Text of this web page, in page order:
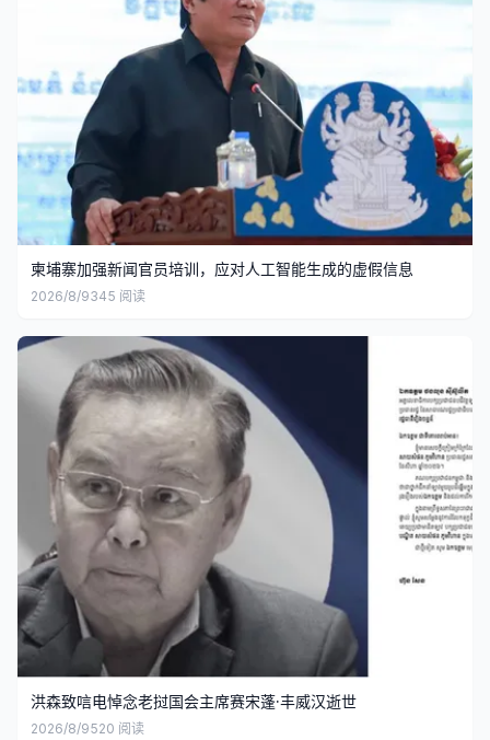
柬埔寨加强新闻官员培训，应对人工智能生成的虚假信息
2026/8/9345 阅读
洪森致唁电悼念老挝国会主席赛宋蓬·丰威汉逝世
2026/8/9520 阅读